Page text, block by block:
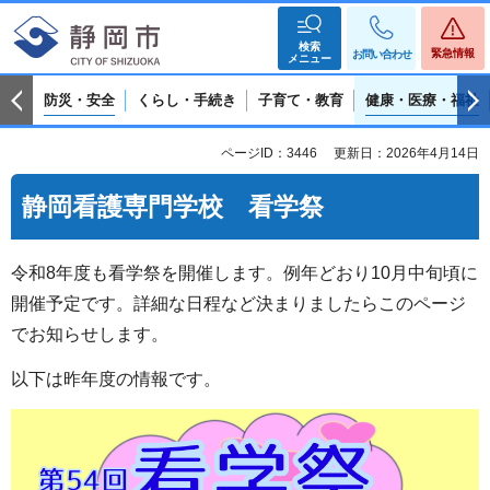
検索
メニュー
お問い合わせ 緊急情報
防災・安全 くらし・手続き 子育て・教育 健康・医療・福祉
ページID：3446 更新日：2026年4月14日
静岡看護専門学校 看学祭
令和8年度も看学祭を開催します。例年どおり10月中旬頃に
開催予定です。詳細な日程など決まりましたらこのページ
でお知らせします。
以下は昨年度の情報です。